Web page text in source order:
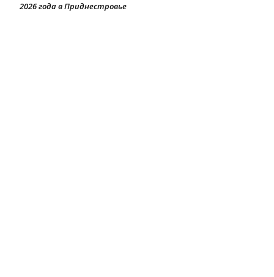
2026 года в Приднестровье